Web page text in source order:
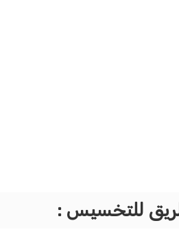
للتخسيس :